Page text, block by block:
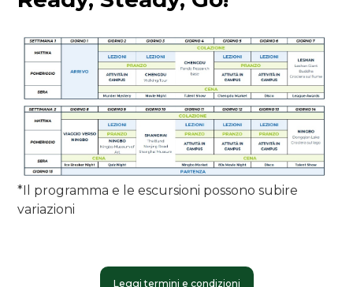
*Il programma e le escursioni possono subire
variazioni
Leggi termini e condizioni